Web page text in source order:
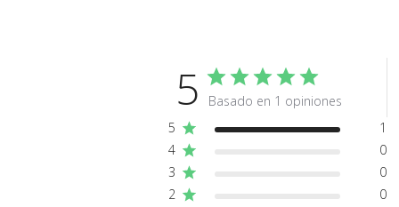
5
Basado en 1 opiniones
5
1
4
0
3
0
2
0